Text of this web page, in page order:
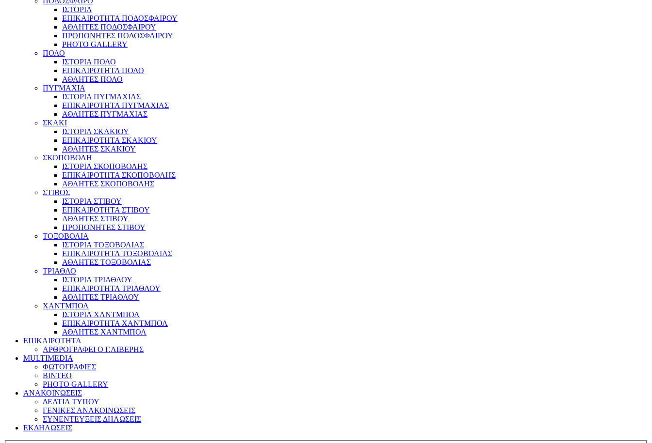
ΙΣΤΟΡΙΑ
ΕΠΙΚΑΙΡΟΤΗΤΑ ΠΟΔΟΣΦΑΙΡΟΥ
ΑΘΛΗΤΕΣ ΠΟΔΟΣΦΑΙΡΟΥ
ΠΡΟΠΟΝΗΤΕΣ ΠΟΔΟΣΦΑΙΡΟΥ
PHOTO GALLERY
ΠΟΛΟ
ΙΣΤΟΡΙΑ ΠΟΛΟ
ΕΠΙΚΑΙΡΟΤΗΤΑ ΠΟΛΟ
ΑΘΛΗΤΕΣ ΠΟΛΟ
ΠΥΓΜΑΧΙΑ
ΙΣΤΟΡΙΑ ΠΥΓΜΑΧΙΑΣ
ΕΠΙΚΑΙΡΟΤΗΤΑ ΠΥΓΜΑΧΙΑΣ
ΑΘΛΗΤΕΣ ΠΥΓΜΑΧΙΑΣ
ΣΚΑΚΙ
ΙΣΤΟΡΙΑ ΣΚΑΚΙΟΥ
ΕΠΙΚΑΙΡΟΤΗΤΑ ΣΚΑΚΙΟΥ
ΑΘΛΗΤΕΣ ΣΚΑΚΙΟΥ
ΣΚΟΠΟΒΟΛΗ
ΙΣΤΟΡΙΑ ΣΚΟΠΟΒΟΛΗΣ
ΕΠΙΚΑΙΡΟΤΗΤΑ ΣΚΟΠΟΒΟΛΗΣ
ΑΘΛΗΤΕΣ ΣΚΟΠΟΒΟΛΗΣ
ΣΤΙΒΟΣ
ΙΣΤΟΡΙΑ ΣΤΙΒΟΥ
ΕΠΙΚΑΙΡΟΤΗΤΑ ΣΤΙΒΟΥ
ΑΘΛΗΤΕΣ ΣΤΙΒΟΥ
ΠΡΟΠΟΝΗΤΕΣ ΣΤΙΒΟΥ
ΤΟΞΟΒΟΛΙΑ
ΙΣΤΟΡΙΑ ΤΟΞΟΒΟΛΙΑΣ
ΕΠΙΚΑΙΡΟΤΗΤΑ ΤΟΞΟΒΟΛΙΑΣ
ΑΘΛΗΤΕΣ ΤΟΞΟΒΟΛΙΑΣ
ΤΡΙΑΘΛΟ
ΙΣΤΟΡΙΑ ΤΡΙΑΘΛΟΥ
ΕΠΙΚΑΙΡΟΤΗΤΑ ΤΡΙΑΘΛΟΥ
ΑΘΛΗΤΕΣ ΤΡΙΑΘΛΟΥ
ΧΑΝΤΜΠΟΛ
ΙΣΤΟΡΙΑ ΧΑΝΤΜΠΟΛ
ΕΠΙΚΑΙΡΟΤΗΤΑ ΧΑΝΤΜΠΟΛ
ΑΘΛΗΤΕΣ ΧΑΝΤΜΠΟΛ
ΕΠΙΚΑΙΡΟΤΗΤΑ
ΑΡΘΡΟΓΡΑΦΕΙ Ο Γ.ΛΙΒΕΡΗΣ
MULTIMEDIA
ΦΩΤΟΓΡΑΦΙΕΣ
ΒΙΝΤΕΟ
PHOTO GALLERY
ΑΝΑΚΟΙΝΩΣΕΙΣ
ΔΕΛΤΙΑ ΤΥΠΟΥ
ΓΕΝΙΚΕΣ ΑΝΑΚΟΙΝΩΣΕΙΣ
ΣΥΝΕΝΤΕΥΞΕΙΣ ΔΗΛΩΣΕΙΣ
ΕΚΔΗΛΩΣΕΙΣ